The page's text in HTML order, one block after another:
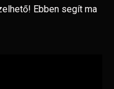
Ebben segít ma